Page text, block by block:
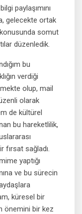
ARAMA
paylaşımını
gelecekte ortak
somut
düzenledik.
bu
verdiği
olup, mail
olarak
de kültürel
bu hareketlilik,
fırsat sağladı.
yaptığı
ve bu sürecin
küresel bir
önemini bir kez